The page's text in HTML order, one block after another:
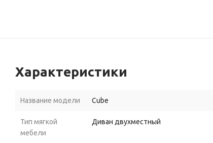
Характеристики
Название модели Cube
Тип мягкой
мебели
Диван двухместный